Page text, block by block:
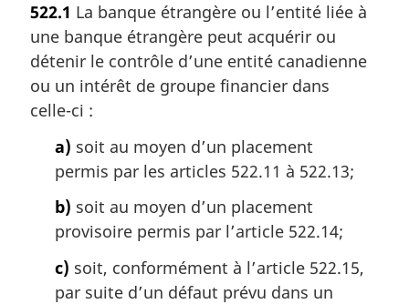
t
e
m
a
g
522.1 La banque étrangère ou l’entité liée à
une banque étrangère peut acquérir ou
détenir le contrôle d’une entité canadienne
ou un intérêt de groupe financier dans
celle-ci :
a) soit au moyen d’un placement
permis par les articles 522.11 à 522.13;
b) soit au moyen d’un placement
provisoire permis par l’article 522.14;
c) soit, conformément à l’article 522.15,
par suite d’un défaut prévu dans un